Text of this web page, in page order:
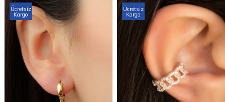
Ücretsiz
Kargo
Ücretsiz
Kargo